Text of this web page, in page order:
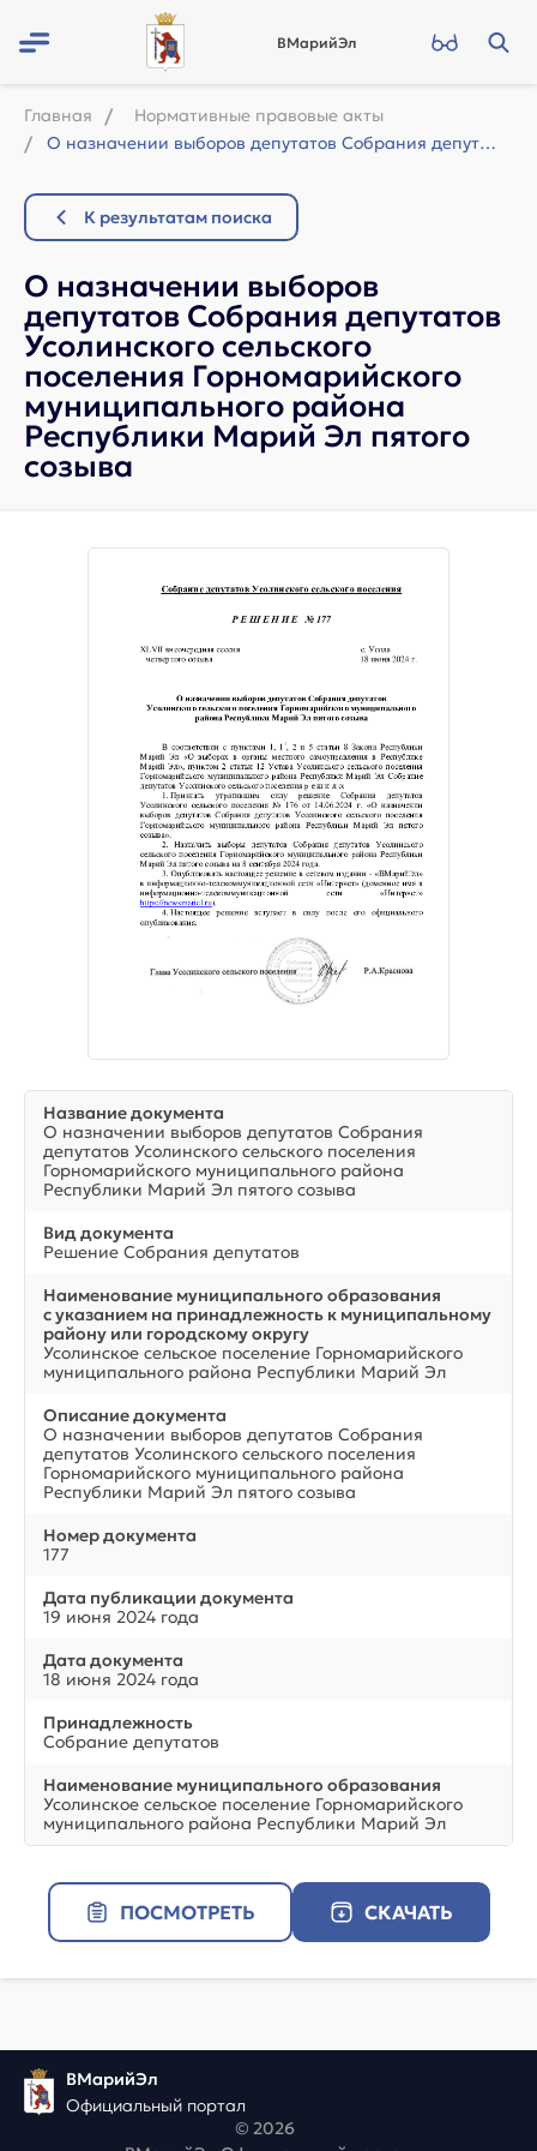
ВМарийЭл
Главная
Нормативные правовые акты
О назначении выборов депутатов Собрания депутатов Усолинского сельского поселен...
К результатам поиска
О назначении выборов
депутатов Собрания депутатов
Усолинского сельского
поселения Горномарийского
муниципального района
Республики Марий Эл пятого
созыва
Название документа
О назначении выборов депутатов Собрания
депутатов Усолинского сельского поселения
Горномарийского муниципального района
Республики Марий Эл пятого созыва
Вид документа
Решение Собрания депутатов
Наименование муниципального образования
с указанием на принадлежность к муниципальному
району или городскому округу
Усолинское сельское поселение Горномарийского
муниципального района Республики Марий Эл
Описание документа
О назначении выборов депутатов Собрания
депутатов Усолинского сельского поселения
Горномарийского муниципального района
Республики Марий Эл пятого созыва
Номер документа
177
Дата публикации документа
19 июня 2024 года
Дата документа
18 июня 2024 года
Принадлежность
Собрание депутатов
Наименование муниципального образования
Усолинское сельское поселение Горномарийского
муниципального района Республики Марий Эл
ПОСМОТРЕТЬ СКАЧАТЬ
ВМарийЭл
Официальный портал
© 2026